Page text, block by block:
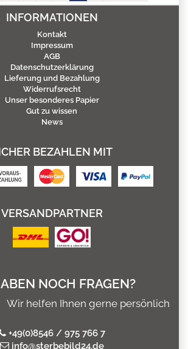
INFORMATIONEN
Kontakt
Impressum
AGB
Datenschutzerklärung
Lieferung und Bezahlung
Widerrufsrecht
Unser besonderes Papier
Gut zu wissen
News
BEZAHLEN MIT
VERSANDPARTNER
NOCH FRAGEN?
Wir helfen Ihnen gerne persönlich
+49(0)8546 / 975 766 7
info@sterbebild24.de